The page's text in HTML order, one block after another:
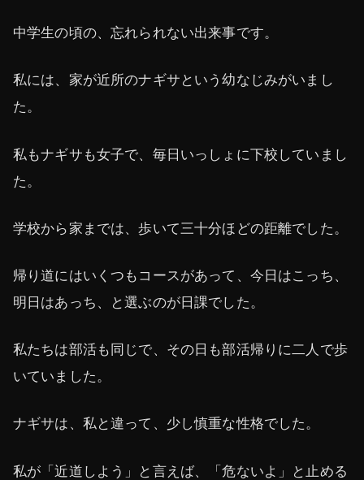
中学生の頃の、忘れられない出来事です。
私には、家が近所のナギサという幼なじみがいまし
た。
私もナギサも女子で、毎日いっしょに下校していまし
た。
学校から家までは、歩いて三十分ほどの距離でした。
帰り道にはいくつもコースがあって、今日はこっち、
明日はあっち、と選ぶのが日課でした。
私たちは部活も同じで、その日も部活帰りに二人で歩
いていました。
ナギサは、私と違って、少し慎重な性格でした。
私が「近道しよう」と言えば、「危ないよ」と止める